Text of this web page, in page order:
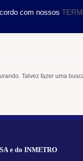
Talvez fazer uma
e do INMETRO
com nossos